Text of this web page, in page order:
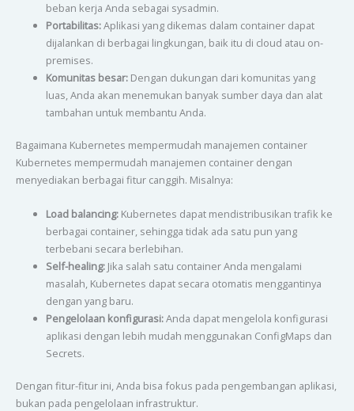
beban kerja Anda sebagai sysadmin.
Portabilitas:Aplikasi yang dikemas dalam container dapat
dijalankan di berbagai lingkungan, baik itu di cloud atau on-
premises.
Komunitas besar:Dengan dukungan dari komunitas yang
luas, Anda akan menemukan banyak sumber daya dan alat
tambahan untuk membantu Anda.
Bagaimana Kubernetes mempermudah manajemen container
Kubernetes mempermudah manajemen container dengan
menyediakan berbagai fitur canggih. Misalnya:
Load balancing:Kubernetes dapat mendistribusikan trafik ke
berbagai container, sehingga tidak ada satu pun yang
terbebani secara berlebihan.
Self-healing:Jika salah satu container Anda mengalami
masalah, Kubernetes dapat secara otomatis menggantinya
dengan yang baru.
Pengelolaan konfigurasi:Anda dapat mengelola konfigurasi
aplikasi dengan lebih mudah menggunakan ConfigMaps dan
Secrets.
Dengan fitur-fitur ini, Anda bisa fokus pada pengembangan aplikasi,
bukan pada pengelolaan infrastruktur.